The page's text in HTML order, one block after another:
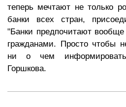
теперь мечтают не только
банки всех стран,
"Банки предпочитают
гражданами. Просто чтобы
ни о чем
Горшкова.